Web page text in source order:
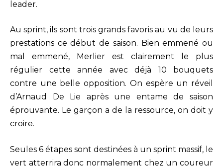
leader.
Au sprint, ils sont trois grands favoris au vu de leurs
prestations ce début de saison. Bien emmené ou
mal emmené, Merlier est clairement le plus
régulier cette année avec déjà 10 bouquets
contre une belle opposition. On espère un réveil
d’Arnaud De Lie après une entame de saison
éprouvante. Le garçon a de la ressource, on doit y
croire.
Seules 6 étapes sont destinées à un sprint massif, le
vert atterrira donc normalement chez un coureur